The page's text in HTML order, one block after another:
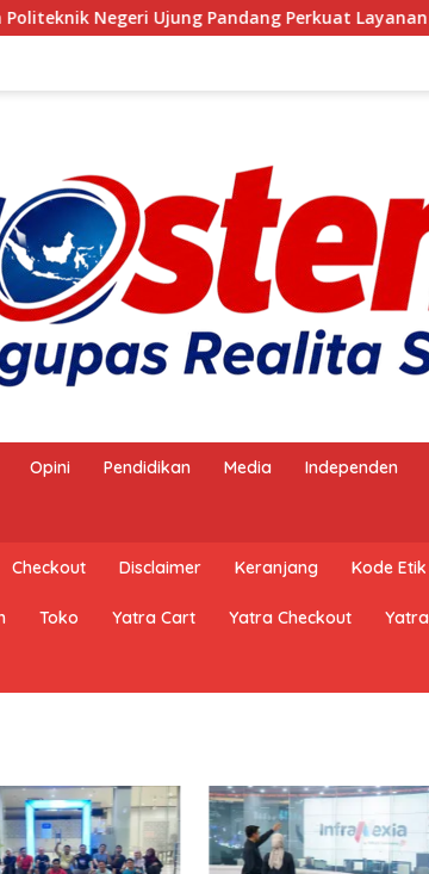
Ujung Pandang Perkuat Layanan Perbankan
Opini Pendidikan Media Independen
Checkout Disclaimer Keranjang Kode Etik
Toko Yatra Cart Yatra Checkout